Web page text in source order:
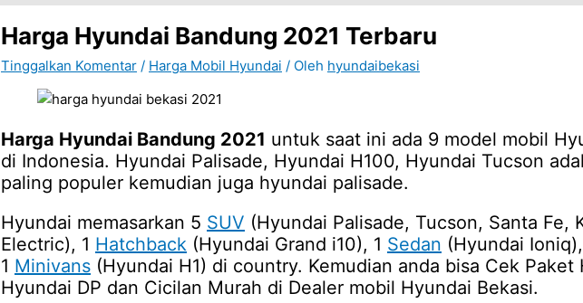
Harga Hyundai Bandung 2021 Terbaru
Tinggalkan Komentar / Harga Mobil Hyundai / Oleh hyundaibekasi
Harga Hyundai Bandung 2021 untuk saat ini ada 9 model mobil
di Indonesia. Hyundai Palisade, Hyundai H100, Hyundai Tucson
paling populer kemudian juga hyundai palisade.
Hyundai memasarkan 5 SUV (Hyundai Palisade, Tucson, Santa Fe,
Electric), 1 Hatchback (Hyundai Grand i10), 1 Sedan (Hyundai
1 Minivans (Hyundai H1) di country. Kemudian anda bisa Cek Paket
Hyundai DP dan Cicilan Murah di Dealer mobil Hyundai Bekasi.